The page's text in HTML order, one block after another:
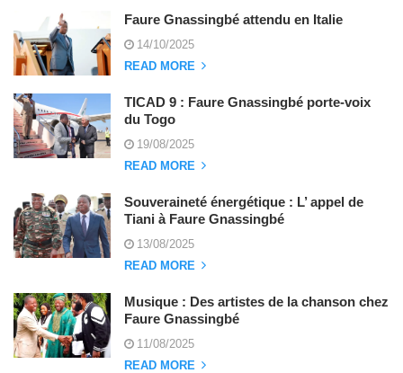
Faure Gnassingbé attendu en Italie
14/10/2025
READ MORE
TICAD 9 : Faure Gnassingbé porte-voix
du Togo
19/08/2025
READ MORE
Souveraineté énergétique : L’ appel de
Tiani à Faure Gnassingbé
13/08/2025
READ MORE
Musique : Des artistes de la chanson chez
Faure Gnassingbé
11/08/2025
READ MORE